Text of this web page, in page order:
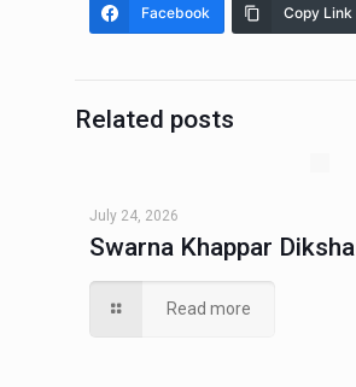
Facebook Copy Link
Related posts
July 24, 2026
Swarna Khappar Diksha
Read more